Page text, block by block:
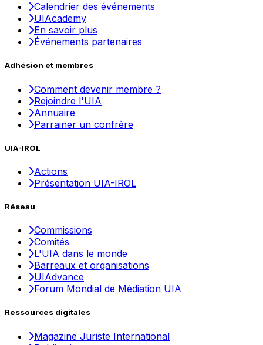
Calendrier des événements
UIAcademy
En savoir plus
Événements partenaires
Adhésion et membres
Comment devenir membre ?
Rejoindre l'UIA
Annuaire
Parrainer un confrère
UIA-IROL
Actions
Présentation UIA-IROL
Réseau
Commissions
Comités
L'UIA dans le monde
Barreaux et organisations
UIAdvance
Forum Mondial de Médiation UIA
Ressources digitales
Magazine Juriste International